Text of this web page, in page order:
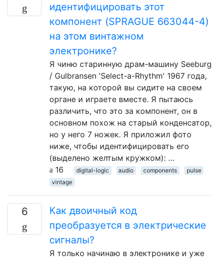
идентифицировать этот
компонент (SPRAGUE 663044-4)
на этом винтажном
электронике?
Я чиню старинную драм-машину Seeburg
/ Gulbransen 'Select-a-Rhythm' 1967 года,
такую, на которой вы сидите на своем
органе и играете вместе. Я пытаюсь
различить, что это за компонент, он в
основном похож на старый конденсатор,
но у него 7 ножек. Я приложил фото
ниже, чтобы идентифицировать его
(выделено желтым кружком): …
16
digital-logic audio components
pulse
vintage
6
Как двоичный код
преобразуется в электрические
сигналы?
Я только начинаю в электронике и уже